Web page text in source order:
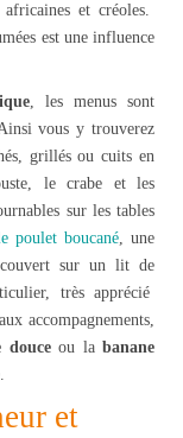
et créoles.
est une influence
, les menus sont
vous y trouverez
grillés ou cuits en
le crabe et les
sur les tables
poulet boucané , une
sur un lit de
très apprécié
accompagnements,
douceou la banane
et